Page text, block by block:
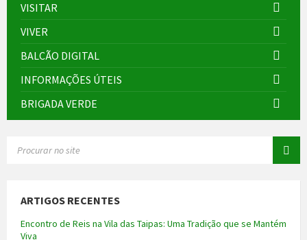
VISITAR
VIVER
BALCÃO DIGITAL
INFORMAÇÕES ÚTEIS
BRIGADA VERDE
ARTIGOS RECENTES
Encontro de Reis na Vila das Taipas: Uma Tradição que se Mantém
Viva